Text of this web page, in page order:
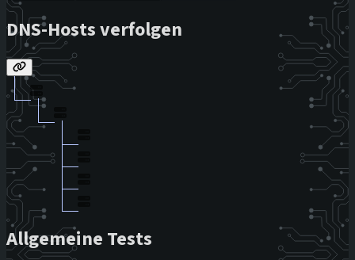
DNS-Hosts verfolgen
Allgemeine Tests